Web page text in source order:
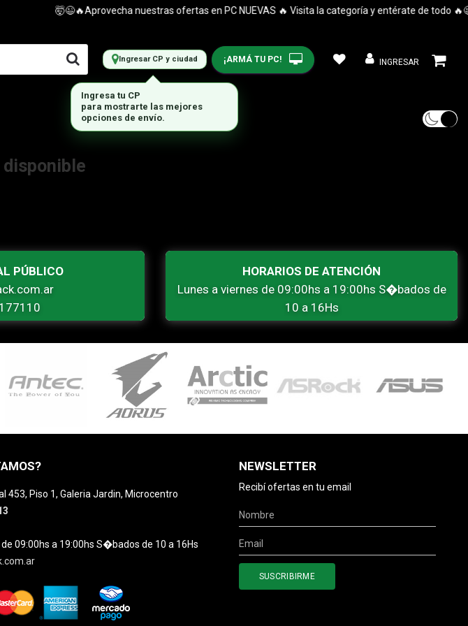
🤯😉🔥Aprovecha nuestras ofertas en PC NUEVAS 🔥 Visita la categoría y entérate de todo
Ingresar CP y ciudad ¡ARMÁ TU PC! INGRESAR
PÚBLICO
HORARIOS DE ATENCIÓN
Lunes a viernes de 09:00hs a 19:00hs S�bados de
10 a 16Hs
453, Piso 1, Galeria Jardin, Microcentro
09:00hs a 19:00hs S�bados de 10 a 16Hs
NEWSLETTER
Recibí ofertas en tu email
Ingresa tu CP
para mostrarte las mejores
opciones de envío.